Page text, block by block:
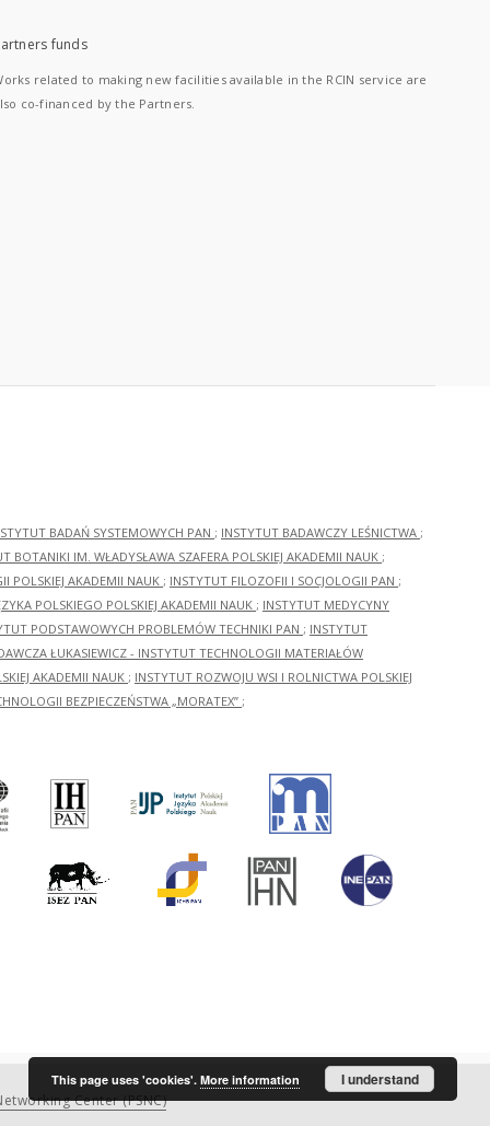
funds
related to making new facilities available in the RCIN service are
co-financed by the Partners.
BADAŃ SYSTEMOWYCH PAN ; INSTYTUT BADAWCZY LEŚNICTWA ;
BOTANIKI IM. WŁADYSŁAWA SZAFERA POLSKIEJ AKADEMII NAUK ;
POLSKIEJ AKADEMII NAUK ; INSTYTUT FILOZOFII I SOCJOLOGII PAN ;
POLSKIEGO POLSKIEJ AKADEMII NAUK ; INSTYTUT MEDYCYNY
PODSTAWOWYCH PROBLEMÓW TECHNIKI PAN ; INSTYTUT
ŁUKASIEWICZ - INSTYTUT TECHNOLOGII MATERIAŁÓW
AKADEMII NAUK ; INSTYTUT ROZWOJU WSI I ROLNICTWA POLSKIEJ
BEZPIECZEŃSTWA „MORATEX” ;
Center (PSNC)
This page uses 'cookies'. More information I understand